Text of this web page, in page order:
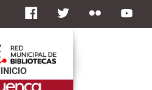
INICIO